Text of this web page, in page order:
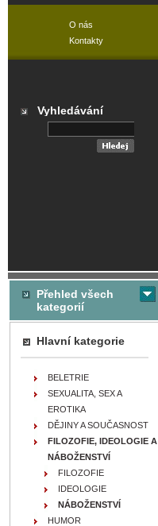
Přehled všech
kategorií
Hlavní kategorie
BELETRIE
SEXUALITA, SEX A
EROTIKA
DĚJINY A SOUČASNOST
FILOZOFIE, IDEOLOGIE A
NÁBOŽENSTVÍ
FILOZOFIE
IDEOLOGIE
NÁBOŽENSTVÍ
HUMOR
O nás
Kontakty
Vyhledávání